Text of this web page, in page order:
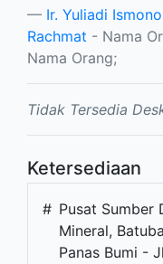
Ir. Yuliadi Ismono
Rachmat - Nama
Nama Orang;
Tidak Tersedia
Ketersediaan
# Pusat Sumber
Mineral,
Panas Bumi -